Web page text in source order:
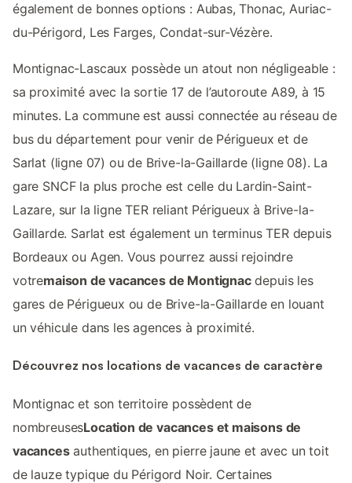
également de bonnes options : Aubas, Thonac, Auriac-
du-Périgord, Les Farges, Condat-sur-Vézère.
Montignac-Lascaux possède un atout non négligeable :
sa proximité avec la sortie 17 de l’autoroute A89, à 15
minutes. La commune est aussi connectée au réseau de
bus du département pour venir de Périgueux et de
Sarlat (ligne 07) ou de Brive-la-Gaillarde (ligne 08). La
gare SNCF la plus proche est celle du Lardin-Saint-
Lazare, sur la ligne TER reliant Périgueux à Brive-la-
Gaillarde. Sarlat est également un terminus TER depuis
Bordeaux ou Agen. Vous pourrez aussi rejoindre
votremaison de vacances de Montignacdepuis les
gares de Périgueux ou de Brive-la-Gaillarde en louant
un véhicule dans les agences à proximité.
Découvrez nos locations de vacances de caractère
Montignac et son territoire possèdent de
nombreusesLocation de vacances et maisons de
vacancesauthentiques, en pierre jaune et avec un toit
de lauze typique du Périgord Noir. Certaines